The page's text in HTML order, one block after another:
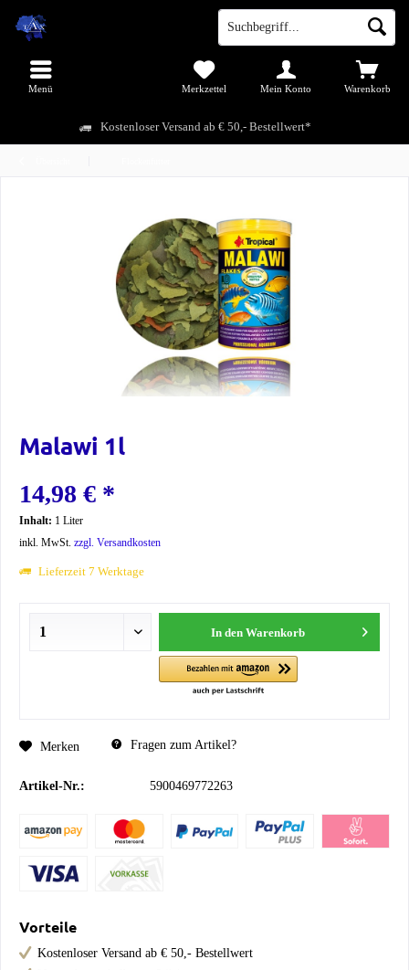
Kostenloser Versand ab € 50,- Bestellwert*
Menü Warenkorb
Merkzettel Mein Konto
Malawi 1l
14,98 € *
Inhalt: 1 Liter
inkl. MwSt. zzgl. Versandkosten
Lieferzeit 7 Werktage
In den Warenkorb
Merken Fragen zum Artikel?
Artikel-Nr.: 5900469772263
Vorteile
Kostenloser Versand ab € 50,- Bestellwert